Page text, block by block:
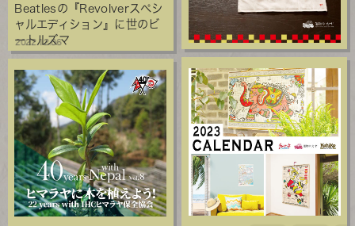
Beatlesの『Revolverスペシ
ャルエディション』に世のビ
ートルズマ
2022.12.06